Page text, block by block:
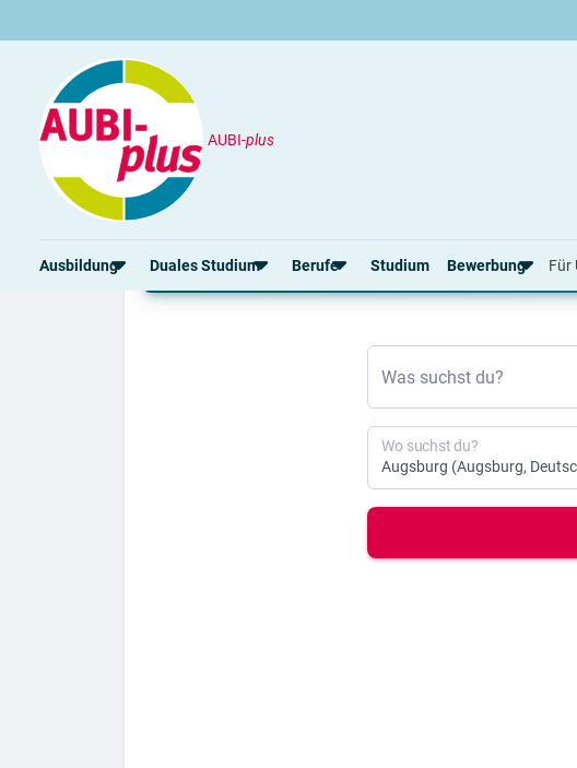
AUBI-plus
Ausbildung Duales Studium Berufe
Gut bezahlte Berufe
Kaufmännische Berufe
Berufe nach Themen
Schülerpraktikum
Studium Bewerbung
Anschreiben
Vorlagen
Online-Bewerbung
Bewerbungs-
Für
Ausbildung
Was suchst du?
Wo suchst du?